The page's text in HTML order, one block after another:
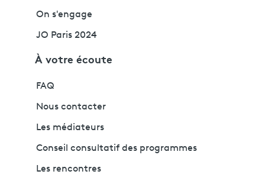
On s'engage
JO Paris 2024
À votre écoute
FAQ
Nous contacter
Les médiateurs
Conseil consultatif des programmes
Les rencontres